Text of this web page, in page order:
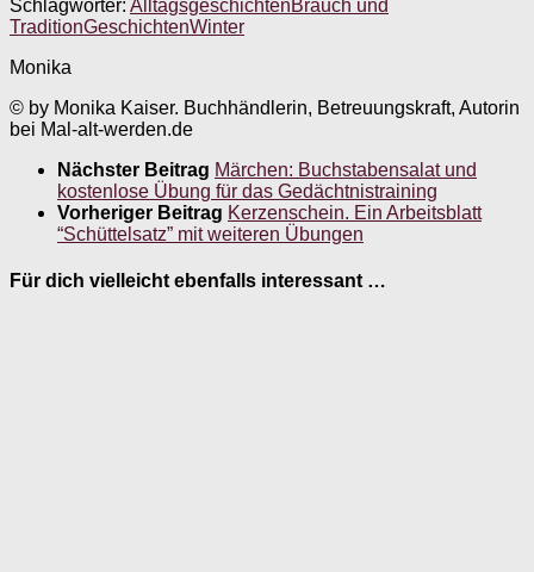
Schlagwörter: AlltagsgeschichtenBrauch und
TraditionGeschichtenWinter
Monika
© by Monika Kaiser. Buchhändlerin, Betreuungskraft, Autorin
bei Mal-alt-werden.de
Nächster Beitrag Märchen: Buchstabensalat und
kostenlose Übung für das Gedächtnistraining
Vorheriger Beitrag Kerzenschein. Ein Arbeitsblatt
“Schüttelsatz” mit weiteren Übungen
Für dich vielleicht ebenfalls interessant …